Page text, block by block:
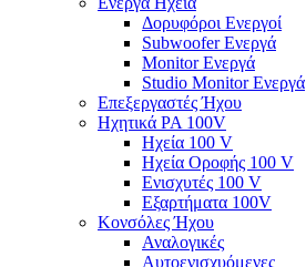
Δορυφόροι Ενεργοί
Subwoofer Ενεργά
Monitor Ενεργά
Studio Monitor Ενεργά
Επεξεργαστές Ήχου
Ηχητικά PA 100V
Ηχεία 100 V
Ηχεία Οροφής 100 V
Ενισχυτές 100 V
Εξαρτήματα 100V
Κονσόλες Ήχου
Αναλογικές
Αυτοενισχυόμενες